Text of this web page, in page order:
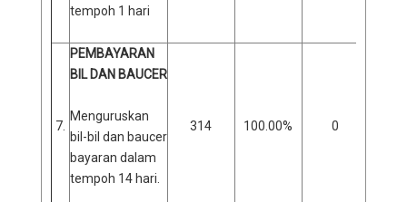
tempoh 1 hari
7.
PEMBAYARAN
BIL DAN BAUCER
Menguruskan
bil-bil dan baucer
bayaran dalam
tempoh 14 hari.
314 100.00% 0